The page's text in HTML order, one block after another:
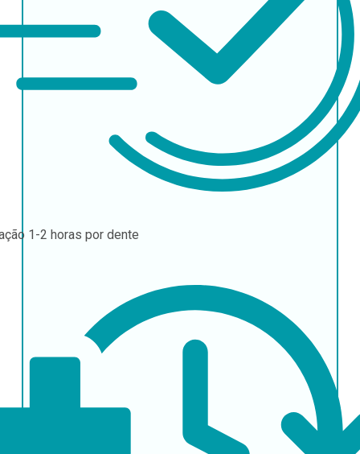
1-2 horas por dente